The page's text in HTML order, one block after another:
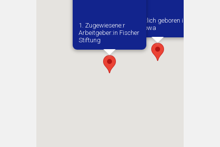
Vermutlich geboren in
Limanowa
1. Zugewiesene:r
Arbeitgeber:in​ Fischer
Stiftung